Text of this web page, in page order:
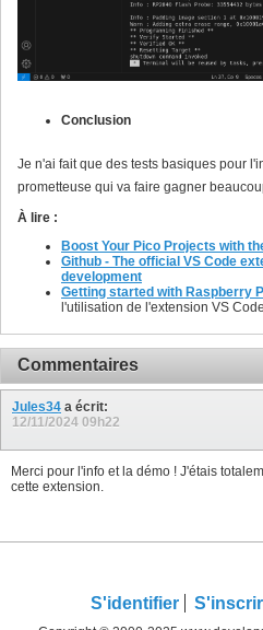
Conclusion
Je n'ai fait que des tests basiques pour
prometteuse qui va faire gagner
À lire :
Boost Your Pico Projects with
Github - The official VS Code
development
Getting started with Raspberry
l'utilisation de l'extension VS
Commentaires
Jules34 a écrit:
12/11/2024 09h22
Merci pour l'info et la démo ! J'étais
cette extension.
S'identifier